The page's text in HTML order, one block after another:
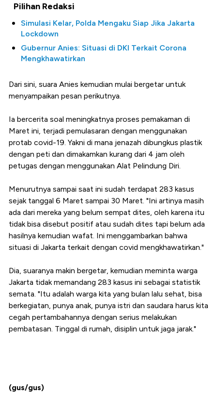
Pilihan Redaksi
Simulasi Kelar, Polda Mengaku Siap Jika Jakarta
Lockdown
Gubernur Anies: Situasi di DKI Terkait Corona
Mengkhawatirkan
Dari sini, suara Anies kemudian mulai bergetar untuk
menyampaikan pesan perikutnya.
Ia bercerita soal meningkatnya proses pemakaman di
Maret ini, terjadi pemulasaran dengan menggunakan
protab covid-19. Yakni di mana jenazah dibungkus plastik
dengan peti dan dimakamkan kurang dari 4 jam oleh
petugas dengan menggunakan Alat Pelindung Diri.
Menurutnya sampai saat ini sudah terdapat 283 kasus
sejak tanggal 6 Maret sampai 30 Maret. "Ini artinya masih
ada dari mereka yang belum sempat dites, oleh karena itu
tidak bisa disebut positif atau sudah dites tapi belum ada
hasilnya kemudian wafat. Ini menggambarkan bahwa
situasi di Jakarta terkait dengan covid mengkhawatirkan."
Dia, suaranya makin bergetar, kemudian meminta warga
Jakarta tidak memandang 283 kasus ini sebagai statistik
semata. "Itu adalah warga kita yang bulan lalu sehat, bisa
berkegiatan, punya anak, punya istri dan saudara harus kita
cegah pertambahannya dengan serius melakukan
pembatasan. Tinggal di rumah, disiplin untuk jaga jarak."
(gus/gus)